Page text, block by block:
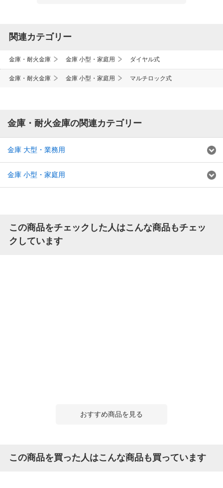
関連カテゴリー
金庫・耐火金庫 金庫 小型・家庭用 ダイヤル式
金庫・耐火金庫 金庫 小型・家庭用 マルチロック式
金庫・耐火金庫の関連カテゴリー
金庫 大型・業務用
金庫 小型・家庭用
この商品をチェックした人はこんな商品もチェッ
クしています
おすすめ商品を見る
この商品を買った人はこんな商品も買っています